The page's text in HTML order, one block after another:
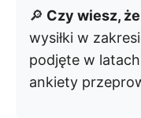
🔎 Czy wiesz,
wysiłki w
podjęte w
ankiety